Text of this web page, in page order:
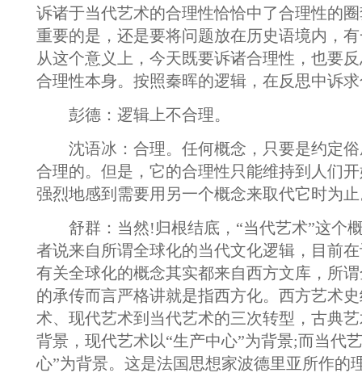
诉诸于当代艺术的合理性恰恰中了合理性的
重要的是，还是要将问题放在历史语境内，
从这个意义上，今天既要诉诸合理性，也要
合理性本身。按照秦晖的逻辑，在反思中诉
彭德：逻辑上不合理。
沈语冰：合理。任何概念，只要是约定俗
合理的。但是，它的合理性只能维持到人们
强烈地感到需要用另一个概念来取代它时为
舒群：当然!归根结底，“当代艺术”这个
者说来自所谓全球化的当代文化逻辑，目前
有关全球化的概念其实都来自西方文库，所
的承传而言严格讲就是指西方化。西方艺术
术、现代艺术到当代艺术的三次转型，古典
背景，现代艺术以“生产中心”为背景;而当代
心”为背景。这是法国思想家波德里亚所作的